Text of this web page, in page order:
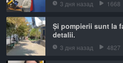
3 дня назад 1668
Și pompierii sunt la
detalii.
3 дня назад 4827